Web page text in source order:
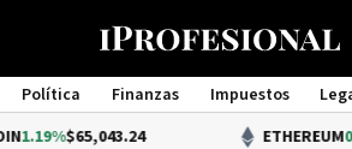
Política Finanzas Impuestos
Management
ETHEREUM 0.88%